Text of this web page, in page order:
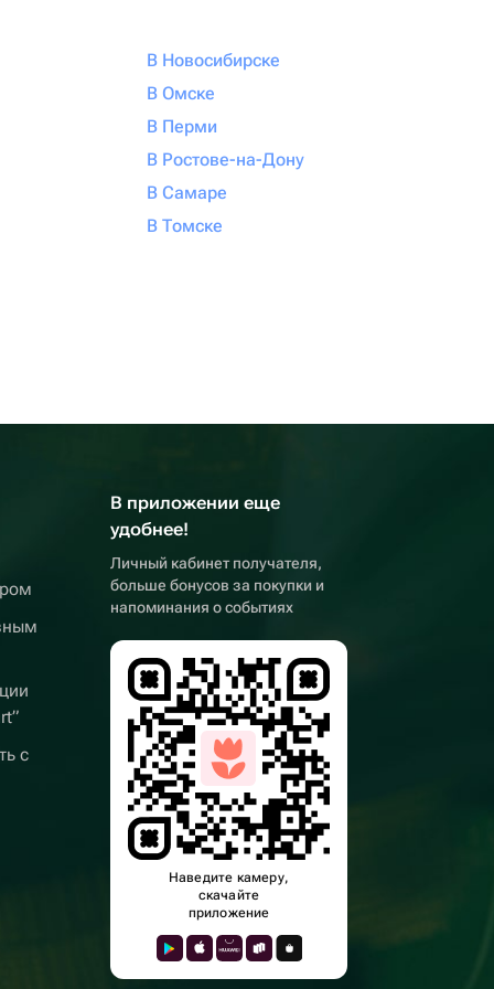
В Новосибирске
В Омске
В Перми
В Ростове-на-Дону
В Самаре
В Томске
с
В приложении еще
удобнее!
Личный кабинет получателя,
больше бонусов за покупки и
напоминания о событиях
Наведите камеру,
скачайте
приложение